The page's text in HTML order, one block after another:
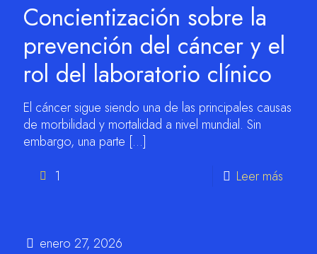
Concientización sobre la
prevención del cáncer y el
rol del laboratorio clínico
El cáncer sigue siendo una de las principales causas
de morbilidad y mortalidad a nivel mundial. Sin
embargo, una parte […]
1
Leer más
enero 27, 2026